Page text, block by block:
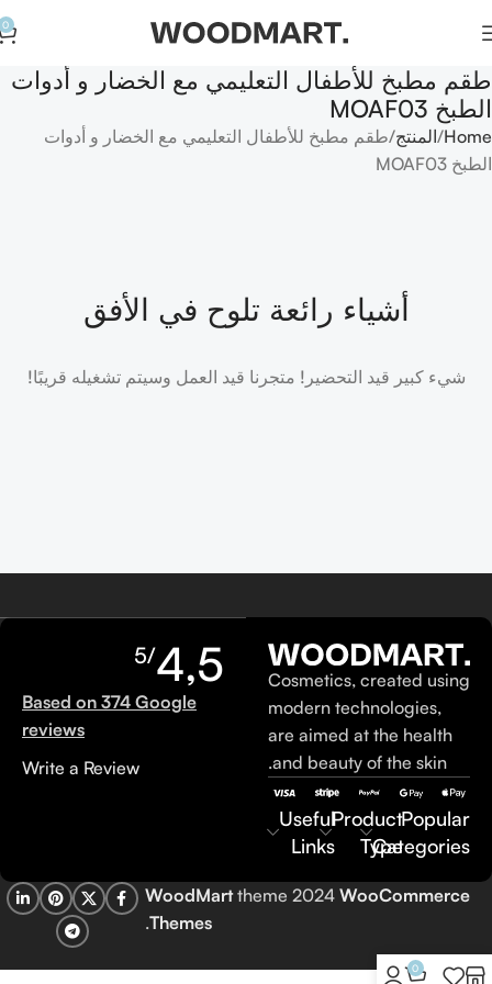
0
طقم مطبخ للأطفال التعليمي مع الخضار و أدوات
الطبخ MOAF03
Home المنتج طقم مطبخ للأطفال التعليمي مع الخضار و أدوات
الطبخ MOAF03
أشياء رائعة تلوح في الأفق
شيء كبير قيد التحضير! متجرنا قيد العمل وسيتم تشغيله قريبًا!
Cosmetics, created using
modern technologies,
are aimed at the health
and beauty of the skin.
Popular
Categories
Product
Type
Useful
Links
4,5
/5
Based on 374 Google
reviews
Write a Review
WoodMarttheme 2024 WooCommerce
Themes
.
0